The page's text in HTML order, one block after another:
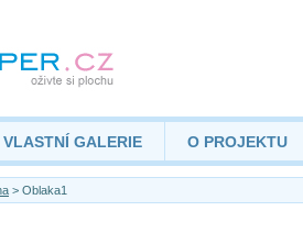
VLASTNÍ GALERIE O PROJEKTU
> Oblaka1